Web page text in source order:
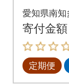
り』エ
セット
愛知県南知
寄付金額
定期便